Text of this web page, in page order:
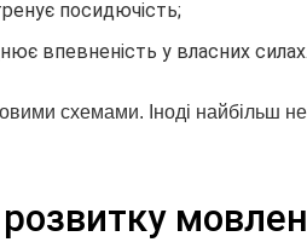
посидючість;
впевненість у власних силах.
схемами. Іноді найбільш